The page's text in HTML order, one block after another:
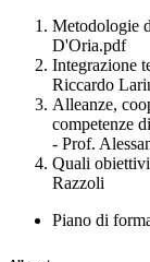
Metodologie
D'Oria.pdf
Integrazione
Riccardo
Alleanze,
competenze
- Prof.
Quali obiettivi
Razzoli
Piano di